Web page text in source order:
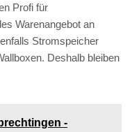
Profi für
Warenangebot an
Stromspeicher
Deshalb bleiben
-